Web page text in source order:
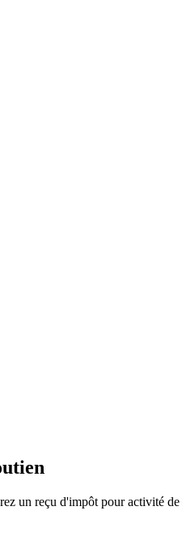
un reçu d'impôt pour activité